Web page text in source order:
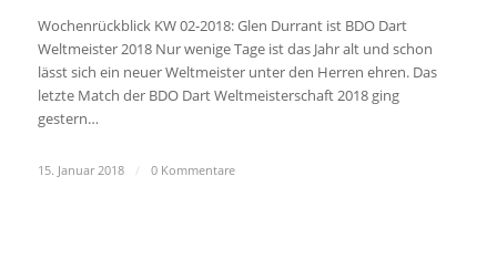
Wochenrückblick KW 02-2018: Glen Durrant ist BDO Dart
Weltmeister 2018 Nur wenige Tage ist das Jahr alt und schon
lässt sich ein neuer Weltmeister unter den Herren ehren. Das
letzte Match der BDO Dart Weltmeisterschaft 2018 ging
gestern…
15. Januar 2018 / 0 Kommentare